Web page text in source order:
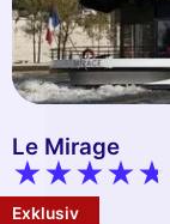
Le Mirage
Exklusiv